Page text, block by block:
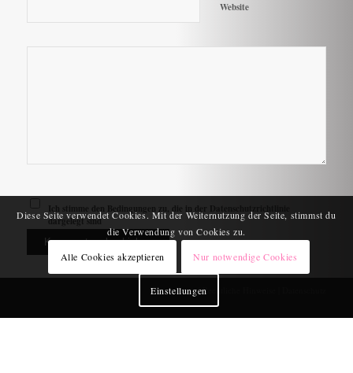
Website
Ich stimme den Bedingungen zu, die in der
dargelegt sind
Impressum|Rechtliche Hinweise
Diese Seite verwendet Cookies. Mit der Weiternutzung der Seite, stimmst du
die Verwendung von Cookies zu.
Alle Cookies akzeptieren Nur notwendige Cookies
Einstellungen